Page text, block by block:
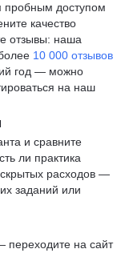
пробным доступом
качество
отзывы: наша
10 000 отзывов
год — можно
на наш
и сравните
ли практика
расходов —
заданий или
на сайт